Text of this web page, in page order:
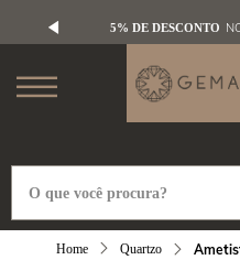
5% DE DESCONTO
Quartzo